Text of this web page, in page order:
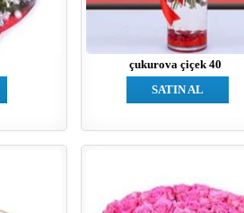
çukurova çiçek 40
SATIN AL